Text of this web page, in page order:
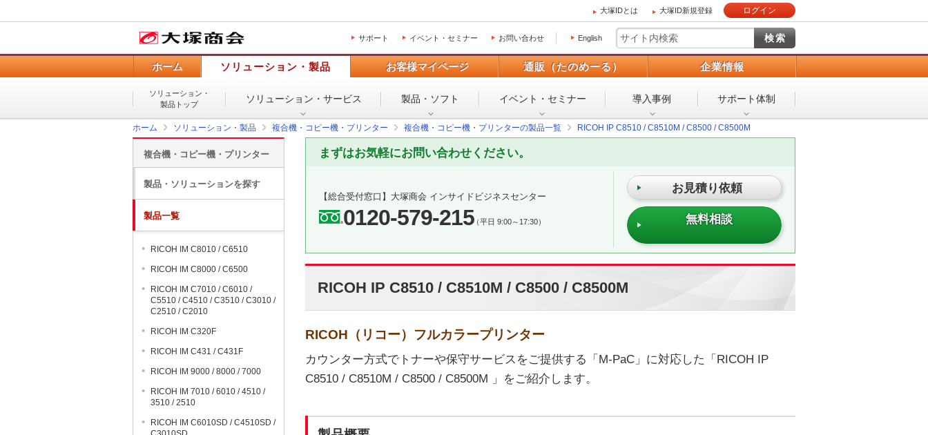
大塚IDとは 大塚ID新規登録 ログイン
サポート イベント・セミナー お問い合わせ English
ホーム ソリューション・製品 お客様マイページ 通販（たのめーる） 企業情報
ソリューション・
製品トップ
ソリューション・ サービス 製品・ソフト イベント・ セミナー 導入事例 サポート体制
ホーム ソリューション・製品 複合機・コピー機・プリンター 複合機・コピー機・プリンターの製品一覧 RICOH IP C8510 / C8510M / C8500 / C8500M
まずはお気軽にお問い合わせください。
【総合受付窓口】 大塚商会 インサイドビジネスセンター
0120-579-215（平日 9:00～17:30）
お見積り依頼
無料相談
RICOH IP C8510 / C8510M / C8500 / C8500M
RICOH（リコー）フルカラープリンター
カウンター方式でトナーや保守サービスをご提供する「M-PaC」に対応した「RICOH IP
C8510 / C8510M / C8500 / C8500M 」をご紹介します。
複合機・コピー機・プリンター
製品・ソリューションを探す
製品一覧
RICOH IM C8010 / C6510
RICOH IM C8000 / C6500
RICOH IM C7010 / C6010 /
C5510 / C4510 / C3510 / C3010 /
C2510 / C2010
RICOH IM C320F
RICOH IM C431 / C431F
RICOH IM 9000 / 8000 / 7000
RICOH IM 7010 / 6010 / 4510 /
3510 / 2510
RICOH IM C6010SD / C4510SD /